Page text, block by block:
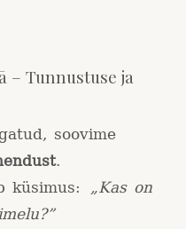
– Tunnustuse ja
soovime
.
küsimus: „Kas on